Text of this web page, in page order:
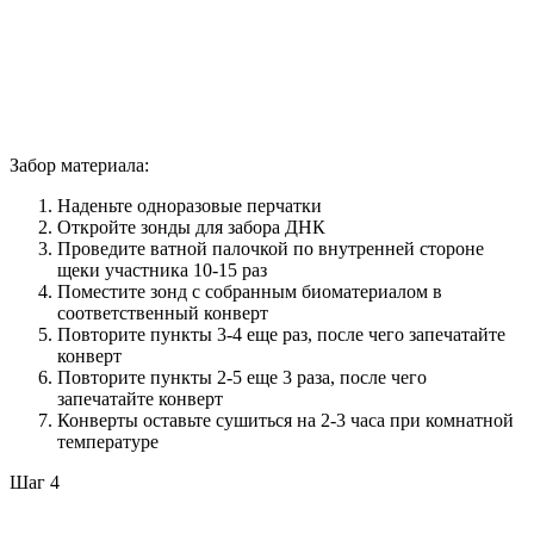
Забор материала:
Наденьте одноразовые перчатки
Откройте зонды для забора ДНК
Проведите ватной палочкой по внутренней стороне
щеки участника 10-15 раз
Поместите зонд с собранным биоматериалом в
соответственный конверт
Повторите пункты 3-4 еще раз, после чего запечатайте
конверт
Повторите пункты 2-5 еще 3 раза, после чего
запечатайте конверт
Конверты оставьте сушиться на 2-3 часа при комнатной
температуре
Шаг 4